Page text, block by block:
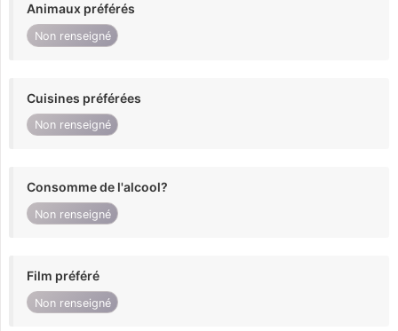
Animaux préférés
Non renseigné
Cuisines préférées
Non renseigné
Consomme de l'alcool?
Non renseigné
Film préféré
Non renseigné